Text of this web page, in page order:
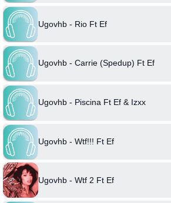
Ugovhb - Rio Ft Ef
Ugovhb - Carrie (Spedup) Ft Ef
Ugovhb - Piscina Ft Ef & Izxx
Ugovhb - Wtf!!! Ft Ef
Ugovhb - Wtf 2 Ft Ef